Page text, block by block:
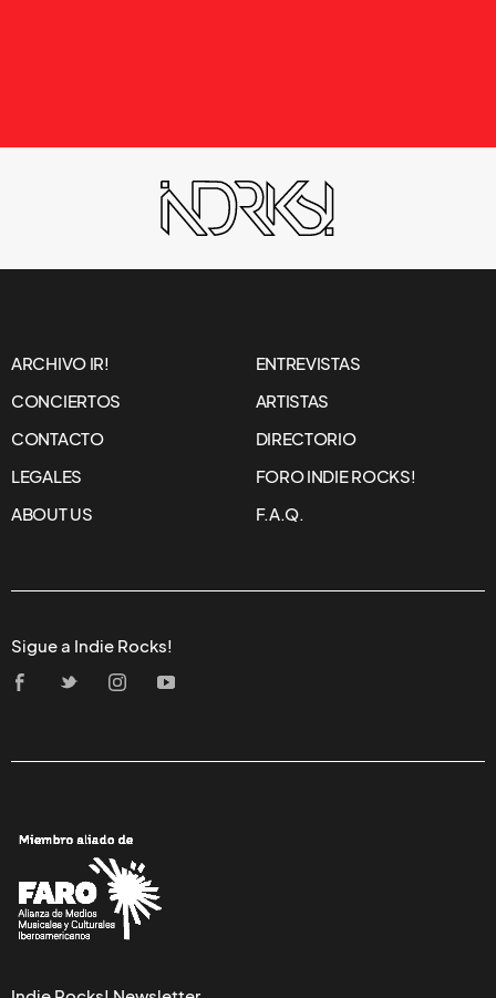
ARCHIVO IR!
ENTREVISTAS
CONCIERTOS
ARTISTAS
CONTACTO
DIRECTORIO
LEGALES
FORO INDIE ROCKS!
ABOUT US
F.A.Q.
Sigue a Indie Rocks!